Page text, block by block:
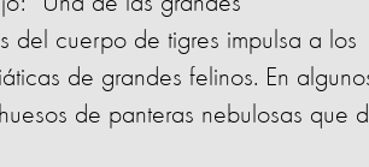
del cuerpo de tigres impulsa a los
de grandes felinos. En
de panteras nebulosas que